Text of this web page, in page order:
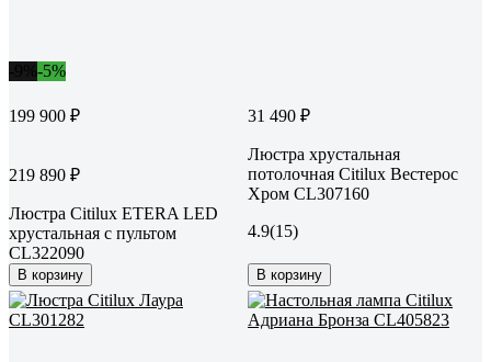
-5%
199 900 ₽
219 890 ₽
Люстра Citilux ETERA LED
хрустальная с пультом
CL322090
В корзину
31 490 ₽
Люстра хрустальная
потолочная Citilux Вестерос
Хром CL307160
4.9(15)
В корзину